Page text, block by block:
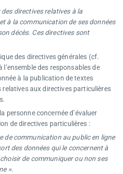
directives relatives à la
à la communication de ses données
décès. Ces directives sont
des directives générales (cf.
des responsables de
à la publication de textes
relatives aux directives particulières
personne concernée d’évaluer
de directives particulières :
de communication au public en ligne
des données qui le concernent à
de communiquer ou non ses
».